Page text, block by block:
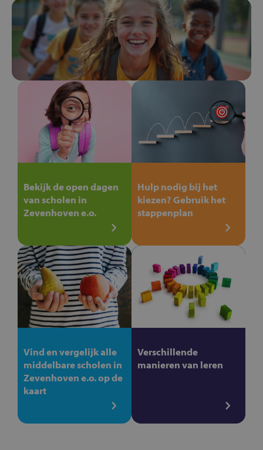
Bekijk de open dagen
van scholen in
Zevenhoven e.o.
Hulp nodig bij het
kiezen? Gebruik het
stappenplan
Vind en vergelijk alle
middelbare scholen in
Zevenhoven e.o. op de
kaart
Verschillende
manieren van leren